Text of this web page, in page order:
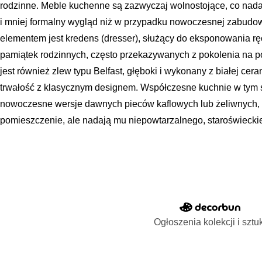
rodzinne. Meble kuchenne są zazwyczaj wolnostojące, co
i mniej formalny wygląd niż w przypadku nowoczesnej
elementem jest kredens (dresser), służący do eksponowania
pamiątek rodzinnych, często przekazywanych z pokolenia na
jest również zlew typu Belfast, głęboki i wykonany z białej
trwałość z klasycznym designem. Współczesne kuchnie w
nowoczesne wersje dawnych pieców kaflowych lub
pomieszczenie, ale nadają mu niepowtarzalnego,
Ogłoszenia kolekcji i